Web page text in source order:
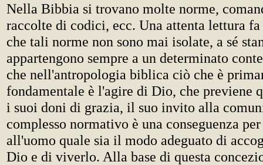
Nella Bibbia si trovano molte norme,
raccolte di codici, ecc. Una attenta lettura
che tali norme non sono mai isolate, a sé
appartengono sempre a un determinato
che nell'antropologia biblica ciò che è
fondamentale è l'agire di Dio, che previene
i suoi doni di grazia, il suo invito alla
complesso normativo è una conseguenza
all'uomo quale sia il modo adeguato di
Dio e di viverlo. Alla base di questa